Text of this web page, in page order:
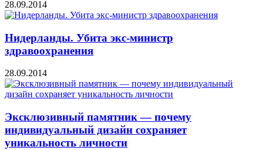
28.09.2014
Нидерланды. Убита экс-министр
здравоохранения
28.09.2014
Эксклюзивный памятник — почему
индивидуальный дизайн сохраняет
уникальность личности